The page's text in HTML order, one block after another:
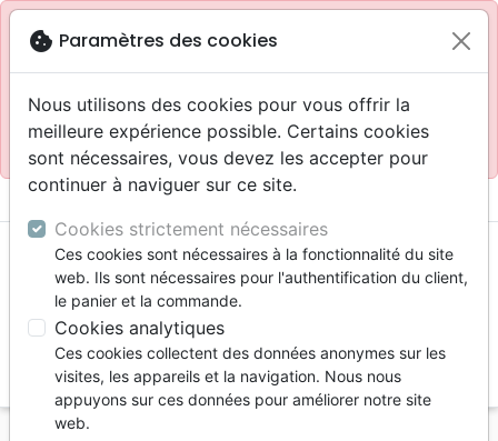
blockSite réservé aux professionnels
Accès pour les professionnels : Se connecter
Site pour le grand public : La Maison de la Bible
menu
cookie Paramètres des cookies
Nous utilisons des cookies pour vous offrir la
meilleure expérience possible. Certains cookies
sont nécessaires, vous devez les accepter pour
continuer à naviguer sur ce site.
Cookies strictement nécessaires
Ces cookies sont nécessaires à la fonctionnalité du site
web. Ils sont nécessaires pour l'authentification du client,
le panier et la commande.
Cookies analytiques
Ces cookies collectent des données anonymes sur les
visites, les appareils et la navigation. Nous nous
appuyons sur ces données pour améliorer notre site
web.